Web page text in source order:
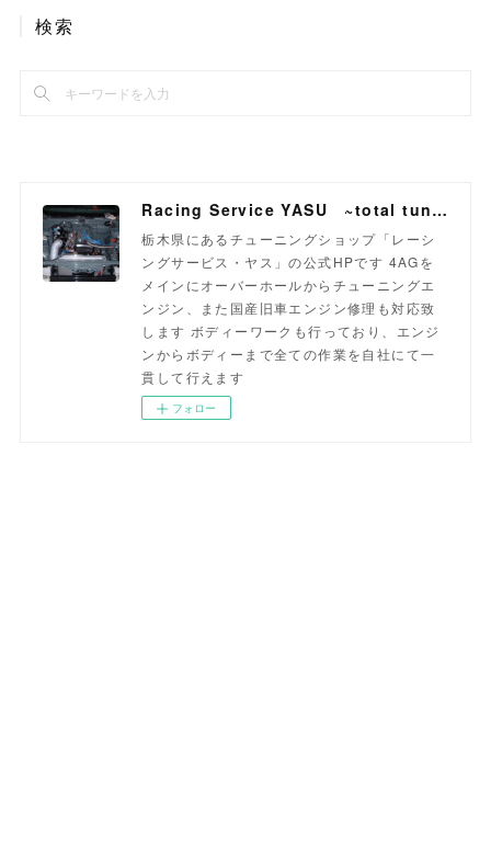
検索
Racing Service YASU ~total tuning proshop~
栃木県にあるチューニングショップ「レーシ
ングサービス・ヤス」の公式HPです 4AGを
メインにオーバーホールからチューニングエ
ンジン、また国産旧車エンジン修理も対応致
します ボディーワークも行っており、エンジ
ンからボディーまで全ての作業を自社にて一
貫して行えます
フォロー